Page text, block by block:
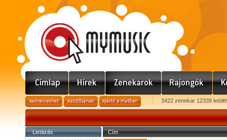
3422 zenekar 12339
Listázás Cím